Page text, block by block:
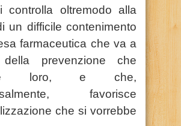
controlla oltremodo alla
un difficile contenimento
farmaceutica che va a
della prevenzione che
loro, e che,
favorisce
che si vorrebbe